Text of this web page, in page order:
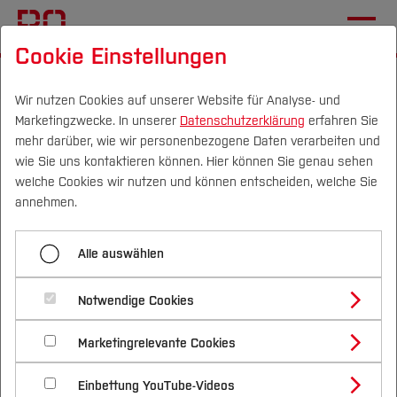
Campus Personen DE|EN Quicklinks
Studium
Studienangebote
Bachelorstudiengänge
Masterstudiengänge
Vor dem Studium
Bewerben & Einschreiben
Bewerbungsportal
Im Studium
Studienbüros und Prüfungen
Nach dem Studium
Forschung & Transfer
Profil
Forschungs- und Transferprofil
Schwerpunkte (FuT)
Beratung & Förderung
Nachhaltigkeit
Nachhaltigkeit studieren
International
Hochschule für Gesundheit
Bochum
Hochschule für Gesundheit – Ihr Weg in die
Gesundheitsberufe der Zukunft
Die Hochschule für Gesundheit in Bochumwar die
erste staatliche Hochschule in Deutschland, die
sich ausschließlich auf akademische Ausbildung
Cookie Einstellungen
Wir nutzen Cookies auf unserer Website für Analyse- und
Marketingzwecke. In unserer Datenschutzerklärung erfahren Sie
mehr darüber, wie wir personenbezogene Daten verarbeiten und
wie Sie uns kontaktieren können. Hier können Sie genau sehen
welche Cookies wir nutzen und können entscheiden, welche Sie
annehmen.
Alle auswählen
Notwendige Cookies
Marketingrelevante Cookies
Einbettung YouTube-Videos